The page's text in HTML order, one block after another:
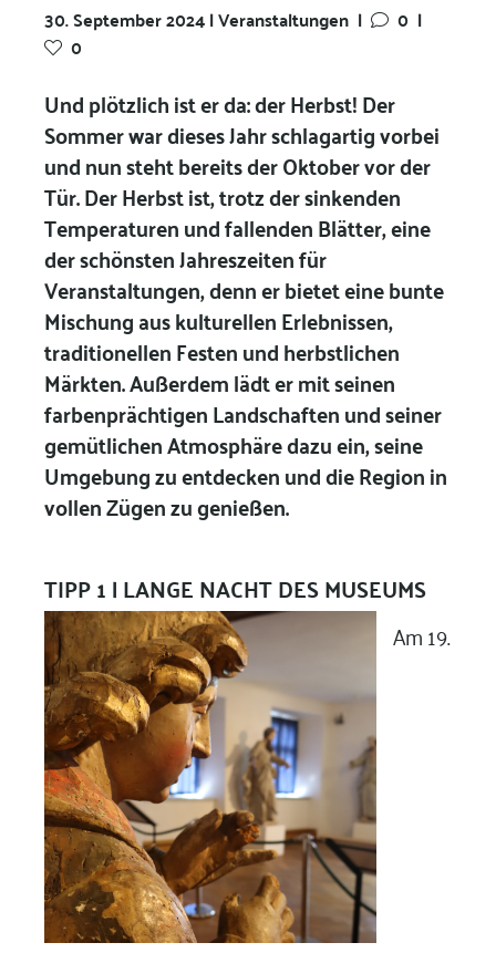
30. September 2024 | Veranstaltungen | 0 |
0
Und plötzlich ist er da: der Herbst! Der
Sommer war dieses Jahr schlagartig vorbei
und nun steht bereits der Oktober vor der
Tür. Der Herbst ist, trotz der sinkenden
Temperaturen und fallenden Blätter, eine
der schönsten Jahreszeiten für
Veranstaltungen, denn er bietet eine bunte
Mischung aus kulturellen Erlebnissen,
traditionellen Festen und herbstlichen
Märkten. Außerdem lädt er mit seinen
farbenprächtigen Landschaften und seiner
gemütlichen Atmosphäre dazu ein, seine
Umgebung zu entdecken und die Region in
vollen Zügen zu genießen.
TIPP 1 |LANGE NACHT DES MUSEUMS
Am 19.